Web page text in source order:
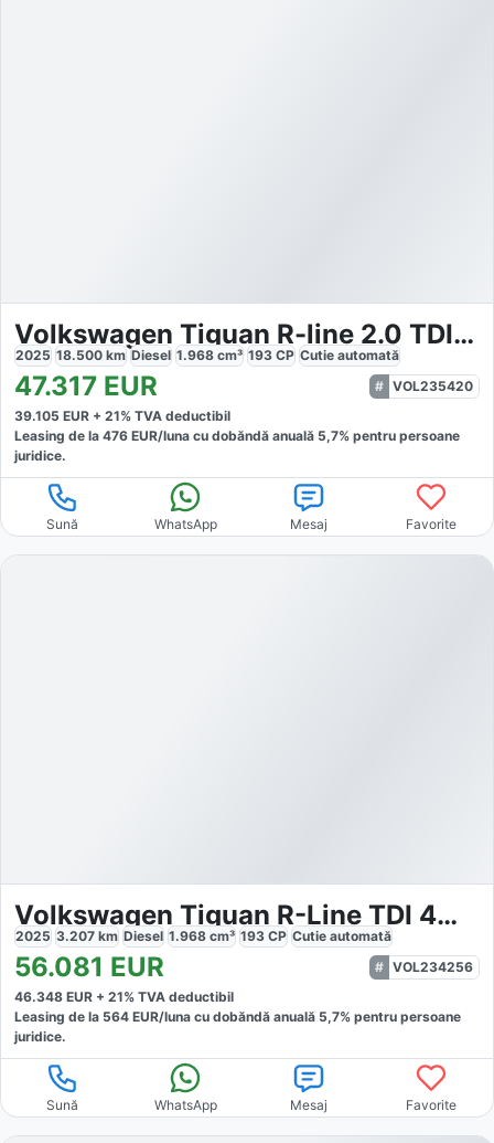
Volkswagen Tiguan R-line 2.0 TDI DSG 4Motion
2025 18.500 km Diesel 1.968 cm³ 193 CP Cutie automată
47.317 EUR
VOL235420
39.105 EUR + 21% TVA deductibil
Leasing de la 476 EUR/luna cu dobăndă anuală 5,7% pentru persoane
juridice.
Sună WhatsApp Mesaj Favorite
Volkswagen Tiguan R-Line TDI 4MOTION DSG
2025 3.207 km Diesel 1.968 cm³ 193 CP Cutie automată
56.081 EUR
VOL234256
46.348 EUR + 21% TVA deductibil
Leasing de la 564 EUR/luna cu dobăndă anuală 5,7% pentru persoane
juridice.
Sună WhatsApp Mesaj Favorite